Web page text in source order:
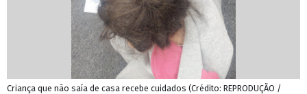
Criança que não saía de casa recebe cuidados (Crédito: REPRODUÇÃO /